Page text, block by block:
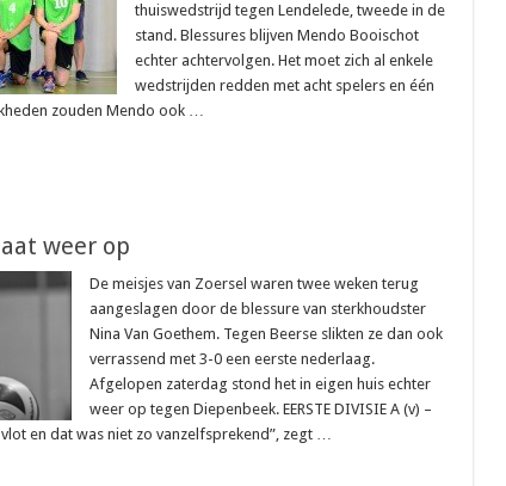
thuiswedstrijd tegen Lendelede, tweede in de
stand. Blessures blijven Mendo Booischot
echter achtervolgen. Het moet zich al enkele
wedstrijden redden met acht spelers en één
zouden Mendo ook …
weer op
De meisjes van Zoersel waren twee weken terug
aangeslagen door de blessure van sterkhoudster
Nina Van Goethem. Tegen Beerse slikten ze dan ook
verrassend met 3-0 een eerste nederlaag.
Afgelopen zaterdag stond het in eigen huis echter
weer op tegen Diepenbeek. EERSTE DIVISIE A (v) –
vlot en dat was niet zo vanzelfsprekend”, zegt …